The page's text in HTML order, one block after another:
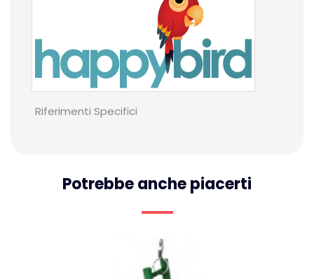
Riferimenti Specifici
Potrebbe anche piacerti